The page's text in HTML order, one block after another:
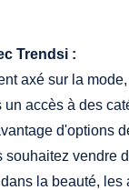
Trendsi :
axé sur la
un accès à des
d'options
souhaitez vendre
la beauté, les